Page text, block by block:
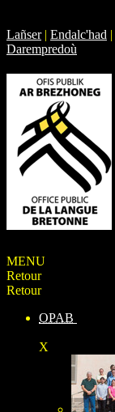
Lañser | Endalc'had |
Darempredoù
MENU
Retour
Retour
OPAB
X